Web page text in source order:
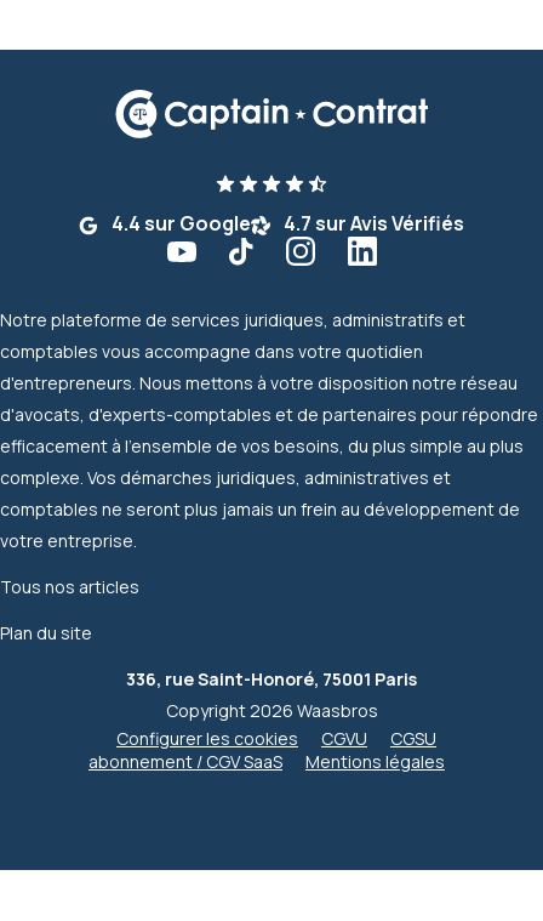
4.4 sur Google 4.7 sur Avis Vérifiés
Notre plateforme de services juridiques, administratifs et
comptables vous accompagne dans votre quotidien
d'entrepreneurs. Nous mettons à votre disposition notre réseau
d'avocats, d'experts-comptables et de partenaires pour répondre
efficacement à l'ensemble de vos besoins, du plus simple au plus
complexe. Vos démarches juridiques, administratives et
comptables ne seront plus jamais un frein au développement de
votre entreprise.
Tous nos articles
Plan du site
336, rue Saint-Honoré, 75001 Paris
Copyright 2026 Waasbros
Configurer les cookies
CGVU
CGSU
abonnement / CGV SaaS
Mentions légales